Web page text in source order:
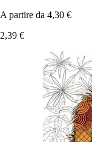
A partire da 4,30 €
2,39 €